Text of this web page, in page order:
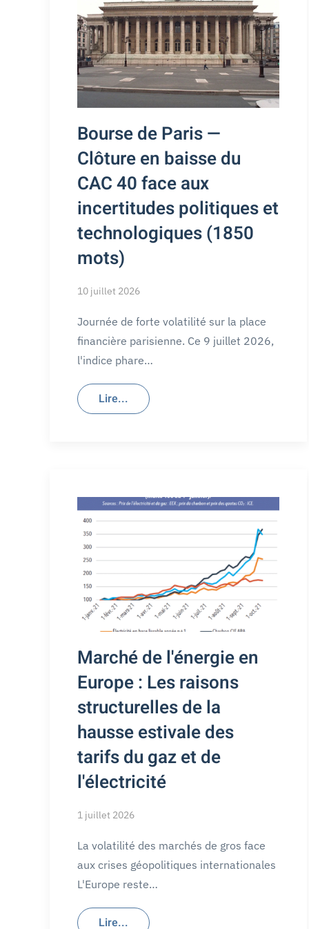
Bourse de Paris —
Clôture en baisse du
CAC 40 face aux
incertitudes politiques et
technologiques (1850
mots)
10 juillet 2026
Journée de forte volatilité sur la place
financière parisienne. Ce 9 juillet 2026,
l'indice phare…
Lire...
Marché de l'énergie en
Europe : Les raisons
structurelles de la
hausse estivale des
tarifs du gaz et de
l'électricité
1 juillet 2026
La volatilité des marchés de gros face
aux crises géopolitiques internationales
L'Europe reste…
Lire...